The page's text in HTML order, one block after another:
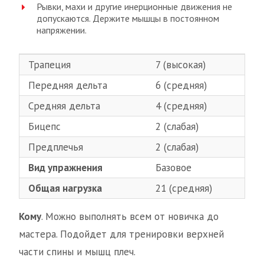
Рывки, махи и другие инерционные движения не
допускаются. Держите мышцы в постоянном
напряжении.
Трапеция
7 (высокая)
Передняя дельта
6 (средняя)
Средняя дельта
4 (средняя)
Бицепс
2 (слабая)
Предплечья
2 (слабая)
Вид упражнения
Базовое
Общая нагрузка
21 (средняя)
Кому. Можно выполнять всем от новичка до
мастера. Подойдет для тренировки верхней
части спины и мышц плеч.